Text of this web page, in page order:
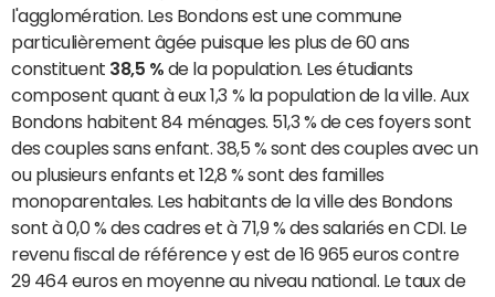
l'agglomération. Les Bondons est une commune
particulièrement âgée puisque les plus de 60 ans
constituent 38,5 % de la population. Les étudiants
composent quant à eux 1,3 % la population de la ville. Aux
Bondons habitent 84 ménages. 51,3 % de ces foyers sont
des couples sans enfant. 38,5 % sont des couples avec un
ou plusieurs enfants et 12,8 % sont des familles
monoparentales. Les habitants de la ville des Bondons
sont à 0,0 % des cadres et à 71,9 % des salariés en CDI. Le
revenu fiscal de référence y est de 16 965 euros contre
29 464 euros en moyenne au niveau national. Le taux de